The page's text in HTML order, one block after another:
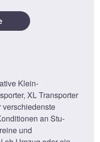
Klein­
XL Transporter
verschiedenste
an Stu­
und